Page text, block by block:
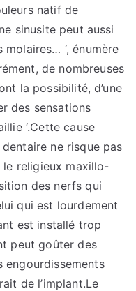
natif de
sinusite peut aussi
‘, énumère
de nombreuses
la possibilité, d’une
des sensations
‘.Cette cause
dentaire ne risque pas
le religieux maxillo-
des nerfs qui
qui est lourdement
est installé trop
peut goûter des
engourdissements
de l’implant.Le